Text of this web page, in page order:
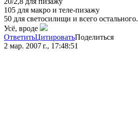
105 для макро и теле-пизажу
50 для светосилищи и всего остального.
Усё, вроде
ОтветитьЦитироватьПоделиться
2 мар. 2007 г., 17:48:51